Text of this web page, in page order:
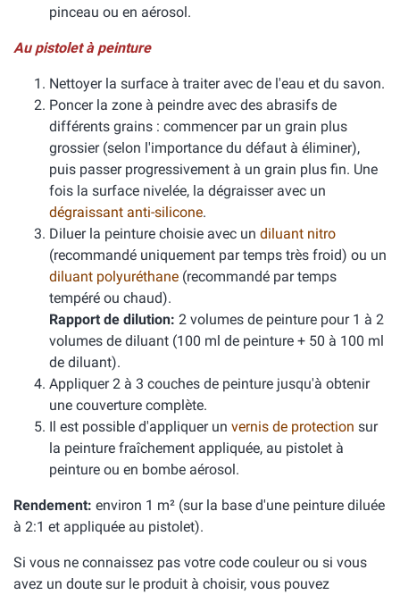
pinceau ou en aérosol.
Au pistolet à peinture
Nettoyer la surface à traiter avec de l'eau et du savon.
Poncer la zone à peindre avec des abrasifs de
différents grains : commencer par un grain plus
grossier (selon l'importance du défaut à éliminer),
puis passer progressivement à un grain plus fin. Une
fois la surface nivelée, la dégraisser avec un
dégraissant anti-silicone.
Diluer la peinture choisie avec un diluant nitro
(recommandé uniquement par temps très froid) ou un
diluant polyuréthane (recommandé par temps
tempéré ou chaud).
Rapport de dilution: 2 volumes de peinture pour 1 à 2
volumes de diluant (100 ml de peinture + 50 à 100 ml
de diluant).
Appliquer 2 à 3 couches de peinture jusqu'à obtenir
une couverture complète.
Il est possible d'appliquer un vernis de protection sur
la peinture fraîchement appliquée, au pistolet à
peinture ou en bombe aérosol.
Rendement: environ 1 m² (sur la base d'une peinture diluée
à 2:1 et appliquée au pistolet).
Si vous ne connaissez pas votre code couleur ou si vous
avez un doute sur le produit à choisir, vous pouvez